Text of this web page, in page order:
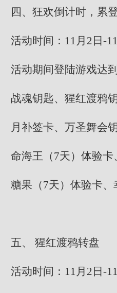
四、狂欢倒计时，累
活动时间：11月2日-
活动期间登陆游戏达
战魂钥匙、猩红渡鸦
月补签卡、万圣舞会
命海王（7天）体验卡
糖果（7天）体验卡、
五、 猩红渡鸦转盘
活动时间：11月2日-